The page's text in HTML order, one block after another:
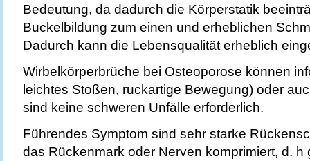
Bedeutung, da dadurch die Körperstatik
Buckelbildung zum einen und erheblichen
Dadurch kann die Lebensqualität erheblich
Wirbelkörperbrüche bei Osteoporose können
leichtes Stoßen, ruckartige Bewegung) oder
sind keine schweren Unfälle erforderlich.
Führendes Symptom sind sehr starke
das Rückenmark oder Nerven komprimiert, d.